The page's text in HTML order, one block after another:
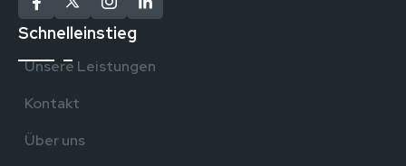
Schnelleinstieg
Unsere Leistungen
Kontakt
Über uns